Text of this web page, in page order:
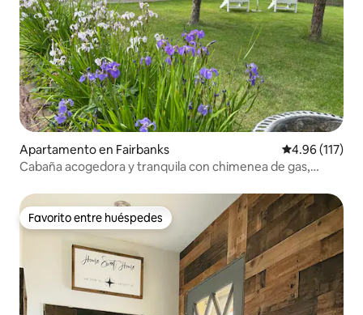
Apartamento en Fairbanks Calificación
4.96 (117)
Cabaña acogedora y tranquila con chimenea de gas,
Favorito entre huéspedes
Favorito entre huéspedes